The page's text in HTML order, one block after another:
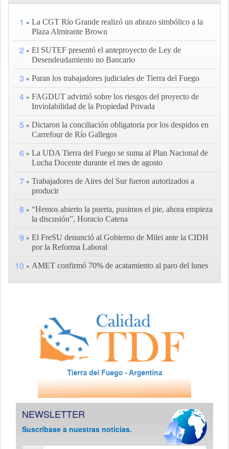
1
La CGT Río Grande realizó un abrazo simbólico a la
Plaza Almirante Brown
2
El SUTEF presentó el anteproyecto de Ley de
Desendeudamiento no Bancario
3 Paran los trabajadores judiciales de Tierra del Fuego
4
FAGDUT advirtió sobre los riesgos del proyecto de
Inviolabilidad de la Propiedad Privada
5
Dictaron la conciliación obligatoria por los despidos en
Carrefour de Río Gallegos
6
La UDA Tierra del Fuego se suma al Plan Nacional de
Lucha Docente durante el mes de agosto
7
Trabajadores de Aires del Sur fueron autorizados a
producir
8
“Hemos abierto la puerta, pusimos el pie, ahora empieza
la discusión”, Horacio Catena
9
El FreSU denunció al Gobierno de Milei ante la CIDH
por la Reforma Laboral
10 AMET confirmó 70% de acatamiento al paro del lunes
NEWSLETTER
Suscríbase a nuestras noticias.